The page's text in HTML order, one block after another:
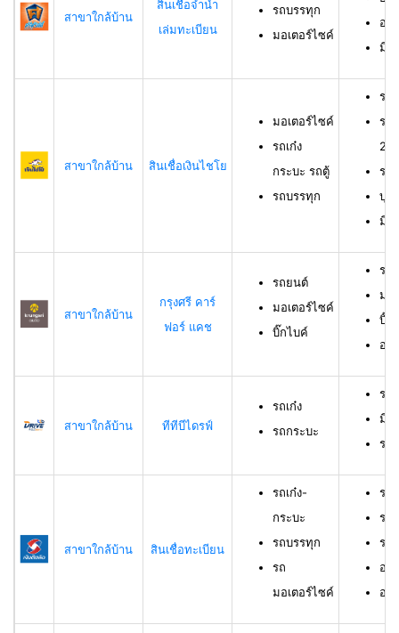
สาขาใกล้บ้าน
สินเชื่อจำนำ
เล่มทะเบียน
รถบรรทุก
มอเตอร์ไซค์
อา
มีชื่
สาขาใกล้บ้าน สินเชื่อเงินไชโย
มอเตอร์ไซค์
รถเก๋ง
กระบะ รถตู้
รถบรรทุก
รถ
รถ
23
รถ
บุค
มีร
สาขาใกล้บ้าน
กรุงศรี คาร์
ฟอร์ แคช
รถยนต์
มอเตอร์ไซค์
บิ๊กไบค์
รถ
มอ
บิ๊ก
อา
สาขาใกล้บ้าน ทีทีบีไดรฟ์
รถเก๋ง
รถกระบะ
รถ
มีอ
รา
สาขาใกล้บ้าน สินเชื่อทะเบียน
รถเก๋ง-
กระบะ
รถบรรทุก
รถ
มอเตอร์ไซค์
รถ
รถ
รถ
อา
อา